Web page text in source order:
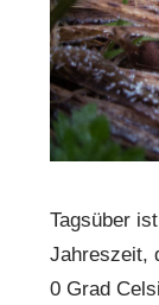
Tagsüber
Jahreszeit,
0 Grad